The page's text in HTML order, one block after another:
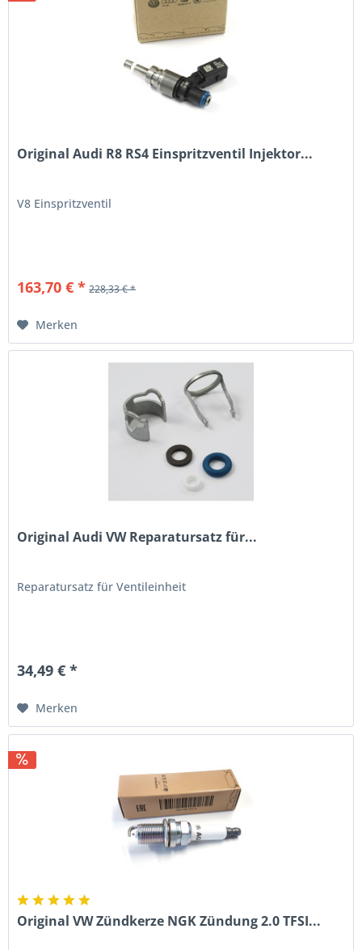
Original Audi R8 RS4 Einspritzventil Injektor...
V8 Einspritzventil
163,70 € * 228,33 € *
Merken
Original Audi VW Reparatursatz für...
Reparatursatz für Ventileinheit
34,49 € *
Merken
Original VW Zündkerze NGK Zündung 2.0 TFSI...